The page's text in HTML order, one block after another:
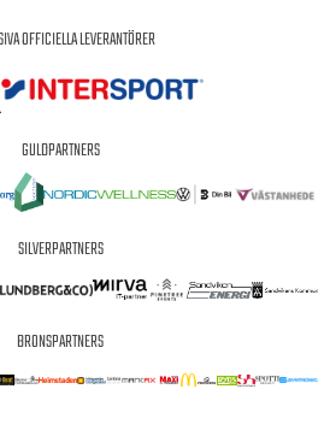
OFFICIELLA LEVERANTÖRER
GULDPARTNERS
SILVERPARTNERS
BRONSPARTNERS